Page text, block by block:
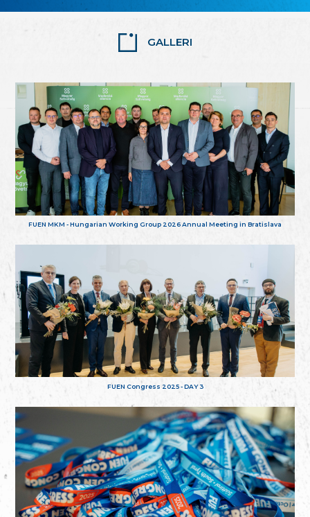
GALLERI
FUEN MKM - Hungarian Working Group 2026 Annual Meeting in Bratislava
FUEN Congress 2025 - DAY 3